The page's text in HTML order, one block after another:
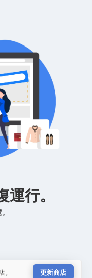
行。
更新商店